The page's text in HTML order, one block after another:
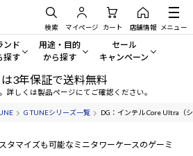
検索 マイページ カート 店舗情報 メニュー
す をすべてみる
ンド
探す
用途・目的
から探す
一般向けパソコン
ゲーミングPC・ゲーム向けパソコン
クリエイティブ向け
セール
キャンペーン
セール・キャンペー
期間限定セール
3年保証で送料無料
詳しくは製品ページにてご確認ください。
G TUNEシリーズ一覧 DG：インテル Core Ultra（
タマイズも可能なミニタワーケースのゲーミ